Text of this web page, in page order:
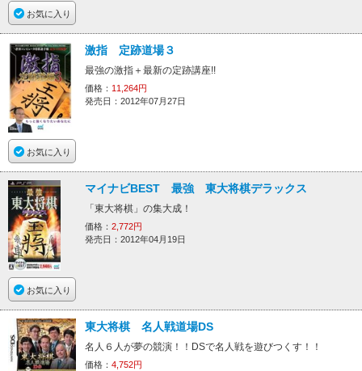
お気に入り
お気に入り
激指 定跡道場３
最強の激指＋最新の定跡講座!!
価格： 11,264円
発売日：2012年07月27日
お気に入り
マイナビBEST 最強 東大将棋デラックス
「東大将棋」の集大成！
価格： 2,772円
発売日：2012年04月19日
東大将棋 名人戦道場DS
名人６人が夢の競演！！DSで名人戦を遊びつくす！！
価格： 4,752円